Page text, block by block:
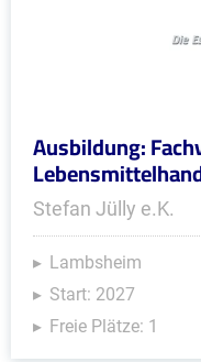
Ausbildung:
Stefan Jülly e.K.
Lambsheim
Start: 2027
Freie Plätze: 1